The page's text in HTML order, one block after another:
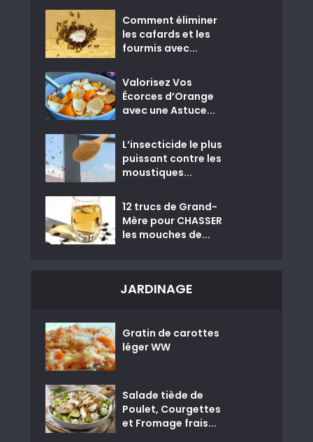
Comment éliminer
les cafards et les
fourmis avec...
Valorisez Vos
Écorces d’Orange
avec une Astuce...
L’insecticide le plus
puissant contre les
moustiques...
12 trucs de Grand-
Mère pour CHASSER
les mouches de...
JARDINAGE
Gratin de carottes
léger WW
Salade tiède de
Poulet, Courgettes
et Fromage frais...